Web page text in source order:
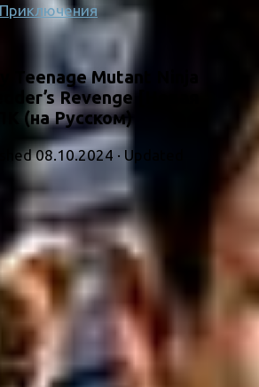
Приключения
Teenage Mutant Ninja
Revenge [Новая
(на Русском)
08.10.2024 · Updated